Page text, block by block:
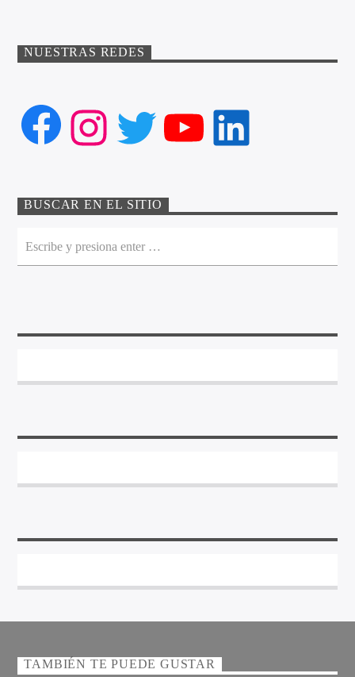
NUESTRAS REDES
Facebook
Instagram
Twitter
YouTube
LinkedIn
BUSCAR EN EL SITIO
TAMBIÉN TE PUEDE GUSTAR